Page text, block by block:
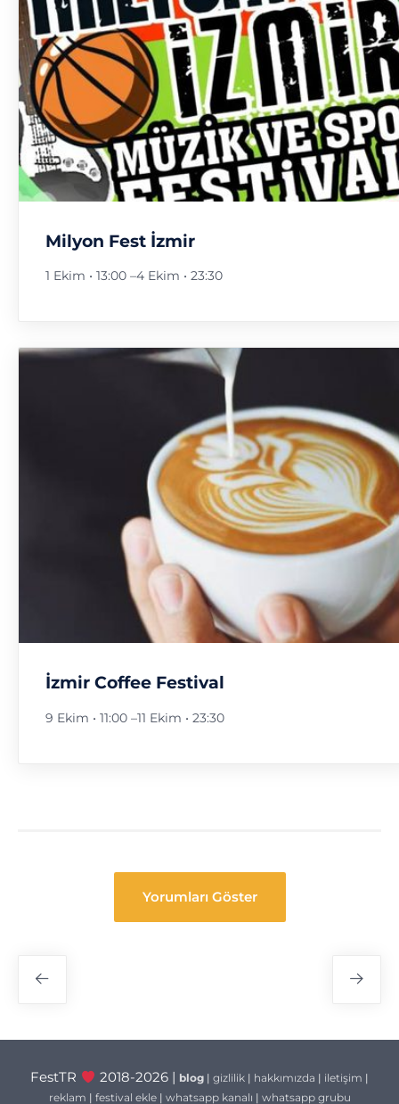
Milyon Fest İzmir
1 Ekim • 13:00 –4 Ekim • 23:30
İzmir Coffee Festival
9 Ekim • 11:00 –11 Ekim • 23:30
Yorumları Göster
FestTR 2018-2026 | blog| gizlilik| hakkımızda | iletişim |
reklam | festival ekle| whatsapp kanalı | whatsapp grubu